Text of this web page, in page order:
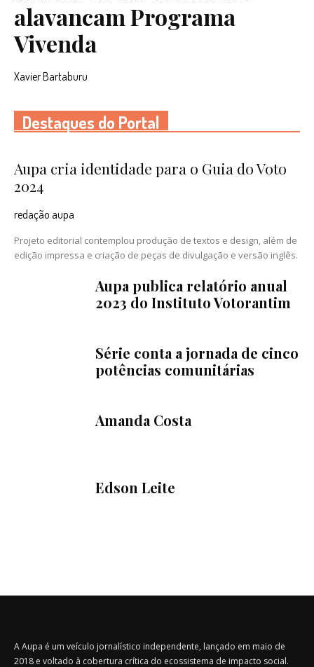
alavancam Programa
Vivenda
Xavier Bartaburu
Destaques do Portal
Aupa cria identidade para o Guia do Voto
2024
redação aupa
Projeto editorial contemplou produção de textos e design, além de
edição impressa e criação de peças de divulgação e versão inglês.
Aupa publica relatório anual
2023 do Instituto Votorantim
Série conta a jornada de cinco
potências comunitárias
Amanda Costa
Edson Leite
A Aupa é um veículo jornalístico independente, lançado em maio de
2018 e voltado à cobertura crítica do ecossistema de impacto social.